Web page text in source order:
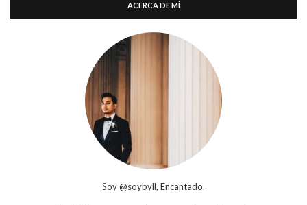
ACERCA DE MÍ
Soy @soybyll, Encantado.